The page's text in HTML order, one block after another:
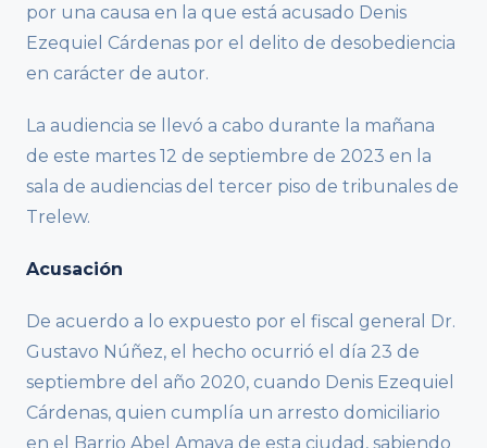
por una causa en la que está acusado Denis
Ezequiel Cárdenas por el delito de desobediencia
en carácter de autor.
La audiencia se llevó a cabo durante la mañana
de este martes 12 de septiembre de 2023 en la
sala de audiencias del tercer piso de tribunales de
Trelew.
Acusación
De acuerdo a lo expuesto por el fiscal general Dr.
Gustavo Núñez, el hecho ocurrió el día 23 de
septiembre del año 2020, cuando Denis Ezequiel
Cárdenas, quien cumplía un arresto domiciliario
en el Barrio Abel Amaya de esta ciudad, sabiendo